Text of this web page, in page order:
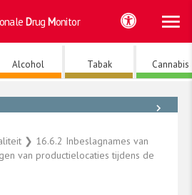
Drug Monitor
Alcohol Tabak Cannabis
❯ 16.6.2 Inbeslagnames van
van productielocaties tijdens de
→